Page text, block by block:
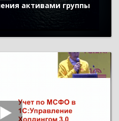
активами группы